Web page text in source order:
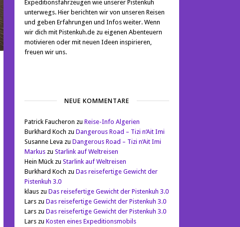
Expeditionsfahrzeugen wie unserer Pistenkuh
unterwegs. Hier berichten wir von unseren Reisen
und geben Erfahrungen und Infos weiter. Wenn
wir dich mit Pistenkuh.de zu eigenen Abenteuern
motivieren oder mit neuen Ideen inspirieren,
freuen wir uns.
NEUE KOMMENTARE
Patrick Faucheron zu Reise-Info Algerien
Burkhard Koch zu Dangerous Road – Tizi n‘Ait Imi
Susanne Leva zu Dangerous Road – Tizi n‘Ait Imi
Markus zu Starlink auf Weltreisen
Hein Mück zu Starlink auf Weltreisen
Burkhard Koch zu Das reisefertige Gewicht der
Pistenkuh 3.0
klaus zu Das reisefertige Gewicht der Pistenkuh 3.0
Lars zu Das reisefertige Gewicht der Pistenkuh 3.0
Lars zu Das reisefertige Gewicht der Pistenkuh 3.0
Lars zu Kosten eines Expeditionsmobils